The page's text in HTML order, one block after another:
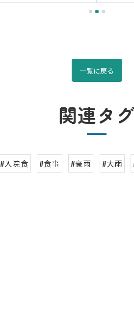
リハビリテーション科
総合質管理部（TQM）
看護支援部
一覧に戻る
関連タ
#入院食 #食事 #豪雨 #大雨